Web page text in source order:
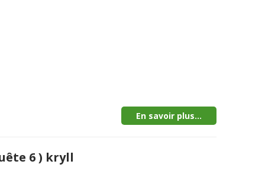
En savoir plus...
6 ) kryll